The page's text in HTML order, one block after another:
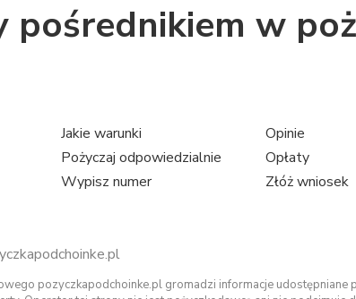
pośrednikiem w
Jakie warunki Opinie
Pożyczaj odpowiedzialnie Opłaty
Wypisz numer Złóż wniosek
pozyczkapodchoinke.pl gromadzi informacje